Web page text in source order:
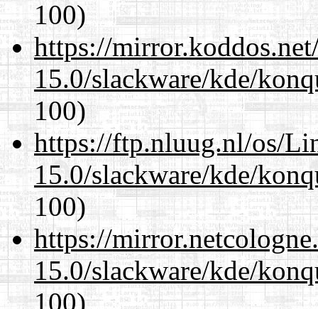
100)
https://
15.0/slackware/kde/
100)
https://ftp.nluug.nl/os/
15.0/slackware/kde/
100)
https://
15.0/slackware/kde/
100)